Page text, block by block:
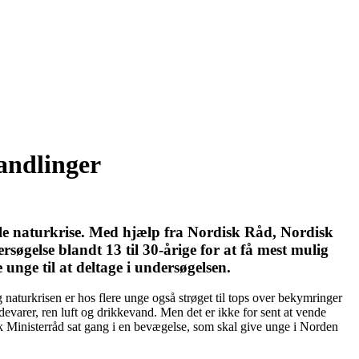
naturkrise. Med hjælp fra Nordisk Råd, Nordisk
blandt 13 til 30-årige for at få mest mulig
til at deltage i undersøgelsen.
er hos flere unge også strøget til tops over bekymringer
ren luft og drikkevand. Men det er ikke for sent at vende
sat gang i en bevægelse, som skal give unge i Norden